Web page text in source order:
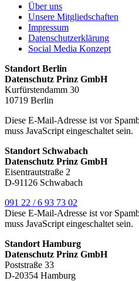
Über uns
Unsere Mitgliedschaften
Impressum
Datenschutzerklärung
Social Media Konzept
Standort Berlin
Datenschutz Prinz GmbH
Kurfürstendamm 30
10719 Berlin
Diese E-Mail-Adresse ist vor
muss JavaScript eingeschaltet sein.
Standort Schwabach
Datenschutz Prinz GmbH
Eisentrautstraße 2
D-91126 Schwabach
091 22 / 6 93 73 02
Diese E-Mail-Adresse ist vor
muss JavaScript eingeschaltet sein.
Standort Hamburg
Datenschutz Prinz GmbH
Poststraße 33
D-20354 Hamburg